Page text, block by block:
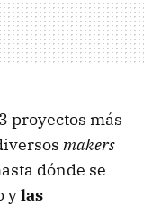
proyectos más
makers
dónde se
ylas